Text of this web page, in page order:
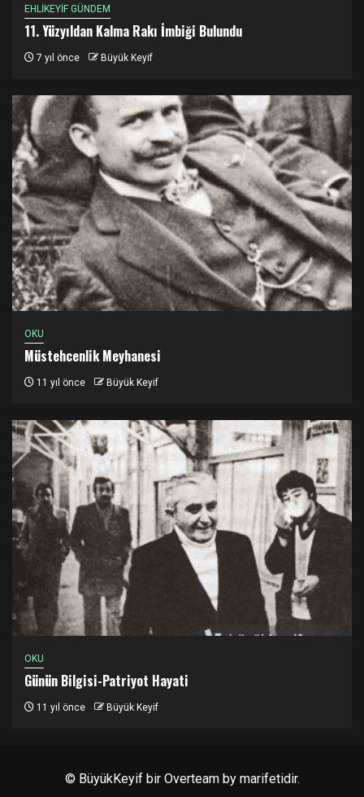
EHLİKEYİF GÜNDEM
11. Yüzyıldan Kalma Rakı İmbiği Bulundu
7 yıl önce Büyük Keyif
OKU
Müstehcenlik Meyhanesi
11 yıl önce Büyük Keyif
OKU
Günün Bilgisi-Patriyot Hayati
11 yıl önce Büyük Keyif
© BüyükKeyif bir Overteamby marifetidir.